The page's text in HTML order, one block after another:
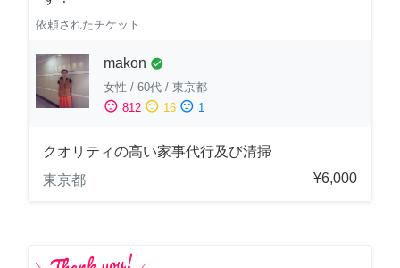
依頼されたチケット
makon check_circle
女性 / 60代 / 東京都
sentiment_satisfied 812 sentiment_neutral 16 sentiment_dissatisfied 1
クオリティの高い家事代行及び清掃
東京都
¥6,000